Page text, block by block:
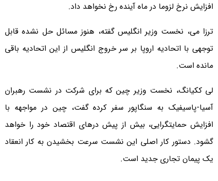
افزایش نرخ لزوما در ماه آینده رخ نخواهد داد.
ترزا می، نخست وزیر انگلیس گفته، هنوز مسائل حل نشده قابل
توجهی با اتحادیه اروپا بر سر خروج انگلیس از این اتحادیه باقی
مانده است.
لی ککیانگ، نخست وزیر چین که برای شرکت در نشست رهبران
آسیا-پاسیفیک به سنگاپور سفر کرده گفت، چین در مواجهه با
افزایش حمایتگرایی، بیش از پیش درهای اقتصاد خود را خواهد
گشود. دستور کار اصلی این نشست سرعت بخشیدن به کار انعقاد
یک پیمان تجاری جدید است.